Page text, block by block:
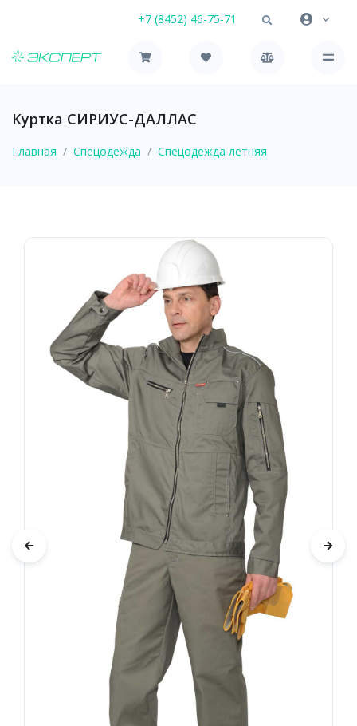
+7 (8452) 46-75-71
Куртка СИРИУС-ДАЛЛАС
Главная Спецодежда Спецодежда летняя